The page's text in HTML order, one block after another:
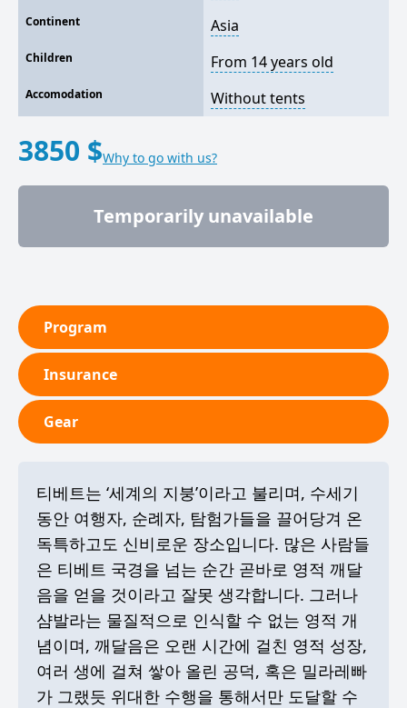
Continent Asia
Children From 14 years old
Accomodation Without tents
3850 $Why to go with us?
Temporarily unavailable
Program
Insurance
Gear
티베트는 ‘세계의 지붕’이라고 불리며, 수세기
동안 여행자, 순례자, 탐험가들을 끌어당겨 온
독특하고도 신비로운 장소입니다. 많은 사람들
은 티베트 국경을 넘는 순간 곧바로 영적 깨달
음을 얻을 것이라고 잘못 생각합니다. 그러나
샴발라는 물질적으로 인식할 수 없는 영적 개
념이며, 깨달음은 오랜 시간에 걸친 영적 성장,
여러 생에 걸쳐 쌓아 올린 공덕, 혹은 밀라레빠
가 그랬듯 위대한 수행을 통해서만 도달할 수